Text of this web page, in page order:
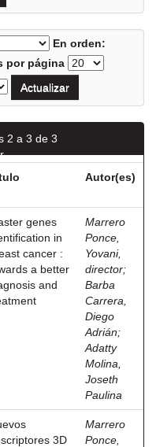
En orden:
por página
2 a 3 de 3
Autor(es)
genes
in
cancer :
a better
and
Marrero
Ponce,
Yovani,
director;
Barba
Carrera,
Diego
Adrián;
Adatty
Molina,
Joseth
Paulina
3D
Marrero
Ponce,